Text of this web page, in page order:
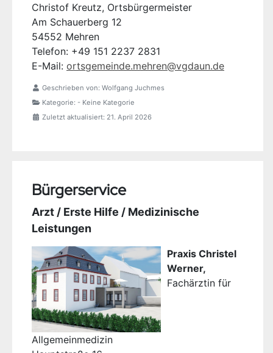
Christof Kreutz, Ortsbürgermeister
Am Schauerberg 12
54552 Mehren
Telefon: +49 151 2237 2831
E-Mail: ortsgemeinde.mehren@vgdaun.de
Geschrieben von: Wolfgang Juchmes
Kategorie: - Keine Kategorie
Zuletzt aktualisiert: 21. April 2026
Bürgerservice
Arzt / Erste Hilfe / Medizinische
Leistungen
Praxis Christel
Werner,
Fachärztin für
Allgemeinmedizin